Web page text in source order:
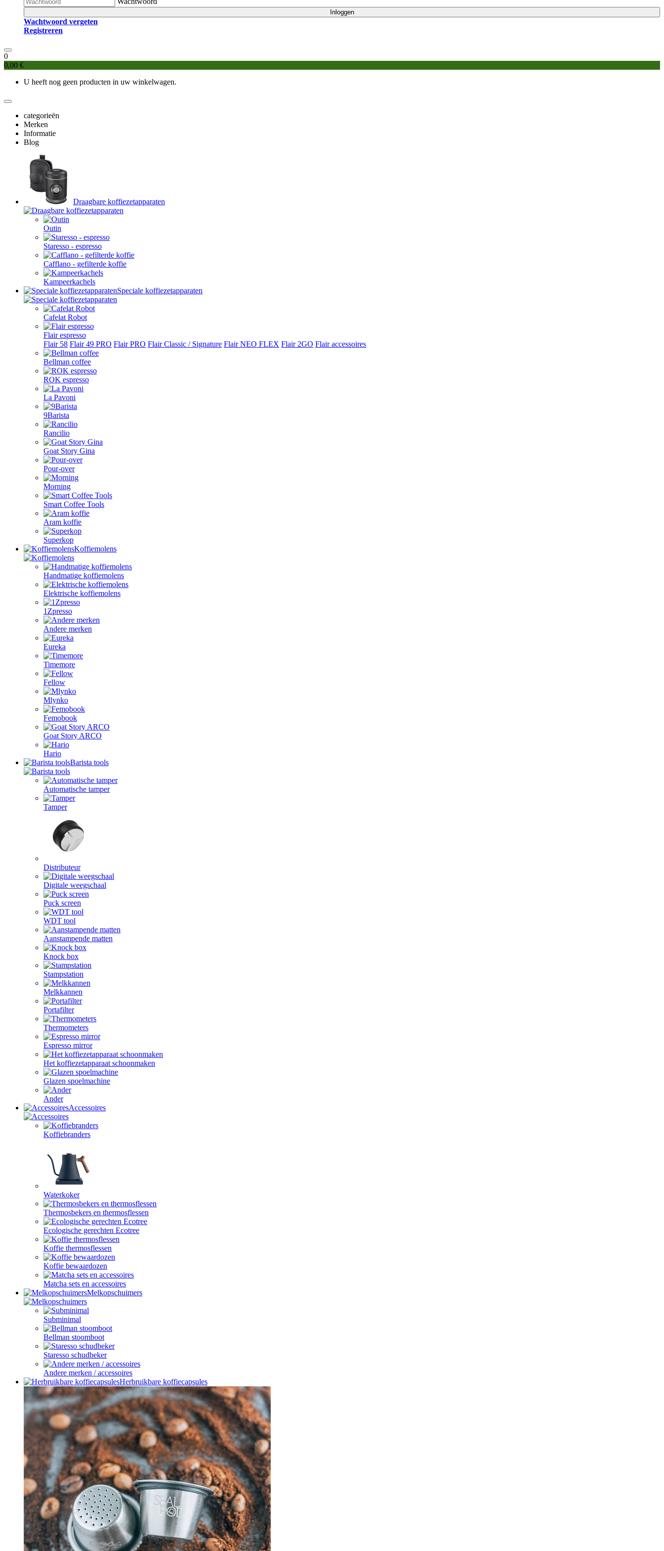
Inloggen
Wachtwoord vergeten
Registreren
0
0,00 €
U heeft nog geen producten in uw winkelwagen.
categorieën
Merken
Informatie
Blog
Draagbare koffiezetapparaten
Outin
Staresso - espresso
Cafflano - gefilterde koffie
Kampeerkachels
Speciale koffiezetapparaten
Cafelat Robot
Flair espresso
Flair 58 Flair 49 PRO Flair PRO Flair Classic / Signature Flair NEO FLEX Flair 2GO Flair accessoires
Bellman coffee
ROK espresso
La Pavoni
9Barista
Rancilio
Goat Story Gina
Pour-over
Morning
Smart Coffee Tools
Aram koffie
Superkop
Koffiemolens
Handmatige koffiemolens
Elektrische koffiemolens
1Zpresso
Andere merken
Eureka
Timemore
Fellow
Mlynko
Femobook
Goat Story ARCO
Hario
Barista tools
Automatische tamper
Tamper
Distributeur
Digitale weegschaal
Puck screen
WDT tool
Aanstampende matten
Knock box
Stampstation
Melkkannen
Portafilter
Thermometers
Espresso mirror
Het koffiezetapparaat schoonmaken
Glazen spoelmachine
Ander
Accessoires
Koffiebranders
Waterkoker
Thermosbekers en thermosflessen
Ecologische gerechten Ecotree
Koffie thermosflessen
Koffie bewaardozen
Matcha sets en accessoires
Melkopschuimers
Subminimal
Bellman stoomboot
Staresso schudbeker
Andere merken / accessoires
Herbruikbare koffiecapsules